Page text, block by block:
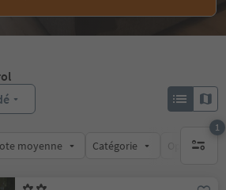
moyenne Catégorie Options de
1
1 filtre